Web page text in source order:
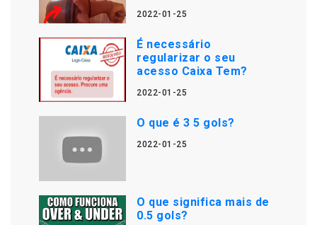
2022-01-25
É necessário
regularizar o seu
acesso Caixa Tem?
2022-01-25
O que é 3 5 gols?
2022-01-25
O que significa mais de
0.5 gols?